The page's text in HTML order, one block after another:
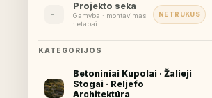
Projekto seka
Gamyba · montavimas
· etapai
NETRUKUS
KATEGORIJOS
Betoniniai Kupolai · Žalieji
Stogai · Reljefo
Architektūra